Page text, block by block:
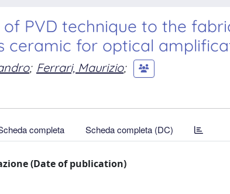
PVD technique to the
ceramic for optical
; Ferrari, Maurizio;
completa Scheda completa (DC)
(Date of publication)